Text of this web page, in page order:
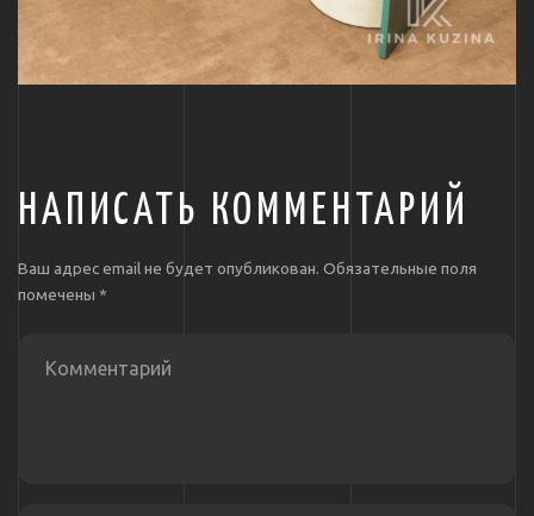
НАПИСАТЬ КОММЕНТАРИЙ
Ваш адрес email не будет опубликован. Обязательные поля
помечены *